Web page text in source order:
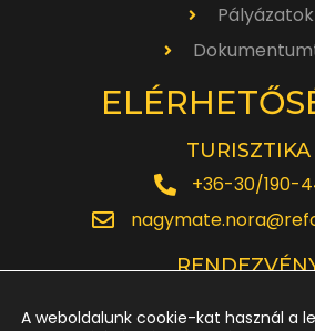
Pályázatok
TURISZTIKA
+36-30/190-
A weboldalunk cookie-kat használ a